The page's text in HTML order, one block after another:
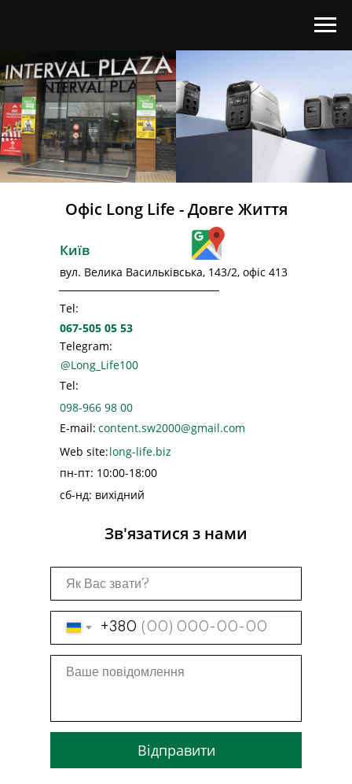
Офіс Long Life - Довге Життя
Київ
вул. Велика Васильківська, 143/2, офіс 413
пн-пт: 10:00-18:00
сб-нд: вихідний
098-966 98 00
067-505 05 53
Tel:
Tel:
Як Вас звати?
+380
Ваше повідомлення
Відправити
Зв'язатися з нами
content.sw2000@gmail.com
E-mail:
Telegram:
@Long_Life100
Web site:long-life.biz